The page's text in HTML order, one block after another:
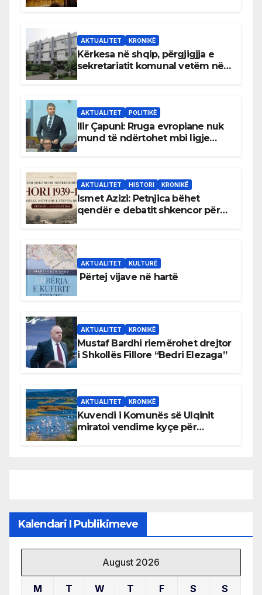
AKTUALITET KRONIKË
Kërkesa në shqip, përgjigjja e
sekretariatit komunal vetëm në
AKTUALITET POLITIKË
Ilir Çapuni: Rruga evropiane nuk
mund të ndërtohet mbi ligje
AKTUALITET HISTORI KRONIKË
Ismet Azizi: Petnjica bëhet
qendër e debatit shkencor për
AKTUALITET KULTURË
Përtej vijave në hartë
AKTUALITET KRONIKË
Mustaf Bardhi riemërohet drejtor
i Shkollës Fillore “Bedri Elezaga”
AKTUALITET KRONIKË
Kuvendi i Komunës së Ulqinit
miratoi vendime kyçe për
Kalendari I Publikimeve
August 2026
M T W T F S S